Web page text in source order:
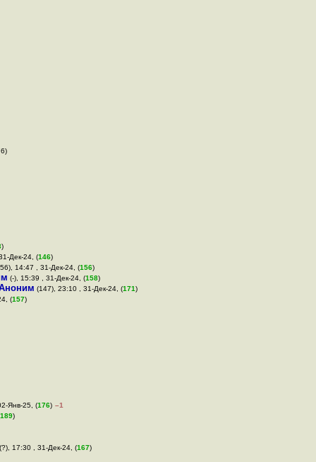
)
Дек-24, (146)
14:47 , 31-Дек-24, (156)
(-), 15:39 , 31-Дек-24, (158)
(147), 23:10 , 31-Дек-24, (171)
(157)
Янв-25, (176) –1
189)
17:30 , 31-Дек-24, (167)